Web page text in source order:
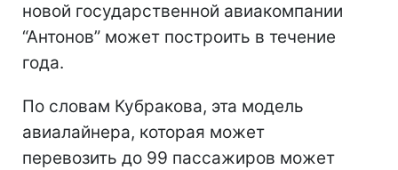
новой государственной авиакомпании
“Антонов” может построить в течение
года.
По словам Кубракова, эта модель
авиалайнера, которая может
перевозить до 99 пассажиров может